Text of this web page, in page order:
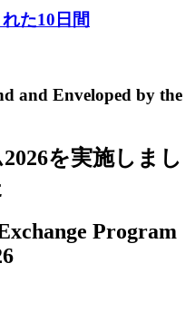
た10日間
and Enveloped by the
を実施しまし
Program